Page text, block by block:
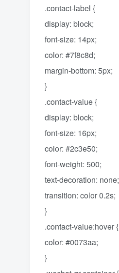
.contact-label {
display: block;
font-size: 14px;
color: #7f8c8d;
margin-bottom: 5px;
}
.contact-value {
display: block;
font-size: 16px;
color: #2c3e50;
font-weight: 500;
text-decoration: none;
transition: color 0.2s;
}
.contact-value:hover {
color: #0073aa;
}